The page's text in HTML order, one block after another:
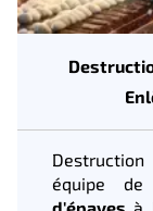
équipe de